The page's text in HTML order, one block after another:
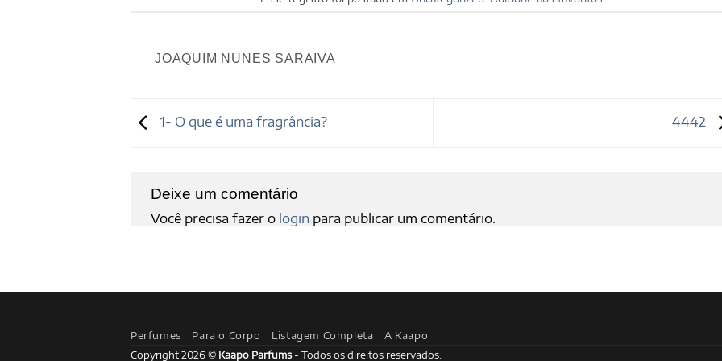
JOAQUIM NUNES SARAIVA
1- O que é uma fragrância? 4442
Deixe um comentário
Você precisa fazer o login para publicar um comentário.
Perfumes Para o Corpo Listagem Completa A Kaapo
Copyright 2026 © Kaapo Parfums- Todos os direitos reservados.